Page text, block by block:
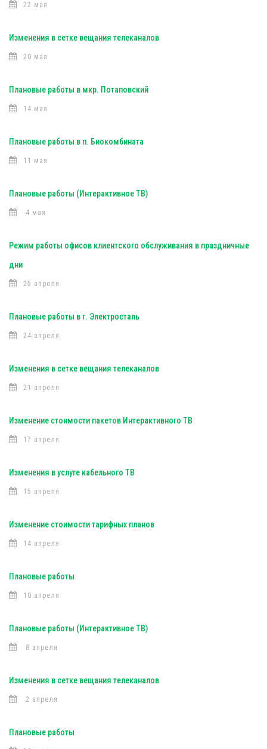
22 мая
Изменения в сетке вещания телеканалов
20 мая
Плановые работы в мкр. Потаповский
14 мая
Плановые работы в п. Биокомбината
11 мая
Плановые работы (Интерактивное ТВ)
4 мая
Режим работы офисов клиентского обслуживания в праздничные
дни
25 апреля
Плановые работы в г. Электросталь
24 апреля
Изменения в сетке вещания телеканалов
21 апреля
Изменение стоимости пакетов Интерактивного ТВ
17 апреля
Изменения в услуге кабельного ТВ
15 апреля
Изменение стоимости тарифных планов
14 апреля
Плановые работы
10 апреля
Плановые работы (Интерактивное ТВ)
8 апреля
Изменения в сетке вещания телеканалов
2 апреля
Плановые работы